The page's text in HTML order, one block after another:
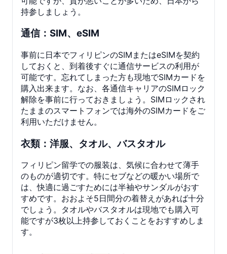
持参しましょう。
通信：SIM、eSIM
事前に日本でフィリピンのSIMまたはeSIMを契約
しておくと、到着後すぐに通信サービスの利用が
可能です。忘れてしまった方も現地でSIMカードを
購入出来ます。なお、各通信キャリアのSIMロック
解除を事前に行っておきましょう。SIMロックされ
たままのスマートフォンでは海外のSIMカードをご
利用いただけません。
衣類：洋服、タオル、バスタオル
フィリピン留学での服装は、気候に合わせて薄手
のものが適切です。特にセブなどの暖かい場所で
は、快適に過ごすためには半袖やサンダルがおす
すめです。おおよそ5日間分の着替えがあれば十分
でしょう。タオルやバスタオルは現地でも購入可
能ですが3枚以上持参しておくことをおすすめしま
す。